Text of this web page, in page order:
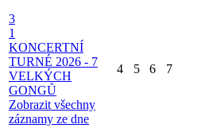
3
1
KONCERTNÍ
TURNÉ 2026 - 7
VELKÝCH
GONGŮ
Zobrazit všechny
záznamy ze dne
4 5 6 7